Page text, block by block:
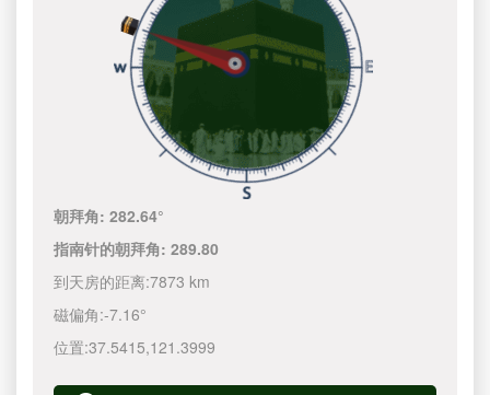
朝拜角:282.64°
指南针的朝拜角:289.80
到天房的距离:7873 km
磁偏角:-7.16°
位置:37.5415,121.4000